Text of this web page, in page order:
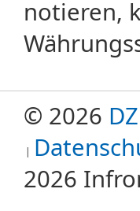
notieren,
© 2026
2026